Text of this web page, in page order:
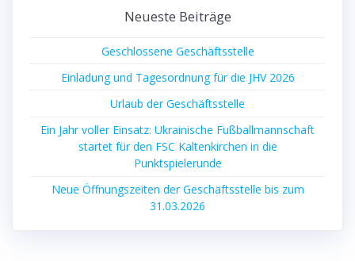
Neueste Beiträge
Geschlossene Geschäftsstelle
Einladung und Tagesordnung für die JHV 2026
Urlaub der Geschäftsstelle
Ein Jahr voller Einsatz: Ukrainische Fußballmannschaft
startet für den FSC Kaltenkirchen in die
Punktspielerunde
Neue Öffnungszeiten der Geschäftsstelle bis zum
31.03.2026